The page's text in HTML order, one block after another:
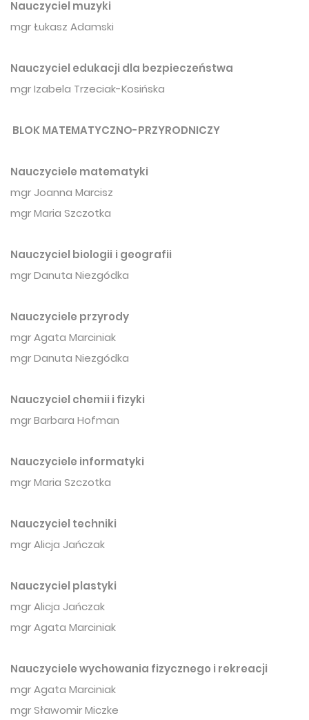
Nauczyciel muzyki
mgr Łukasz Adamski
Nauczyciel edukacji dla bezpieczeństwa
mgr Izabela Trzeciak-Kosińska
BLOK MATEMATYCZNO-PRZYRODNICZY
Nauczyciele matematyki
mgr Joanna Marcisz
mgr Maria Szczotka
Nauczyciel biologii i geografii
mgr Danuta Niezgódka
Nauczyciele przyrody
mgr Agata Marciniak
mgr Danuta Niezgódka
Nauczyciel chemii i fizyki
mgr Barbara Hofman
Nauczyciele informatyki
mgr Maria Szczotka
Nauczyciel techniki
mgr Alicja Jańczak
Nauczyciel plastyki
mgr Alicja Jańczak
mgr Agata Marciniak
Nauczyciele wychowania fizycznego i rekreacji
mgr Agata Marciniak
mgr Sławomir Miczke